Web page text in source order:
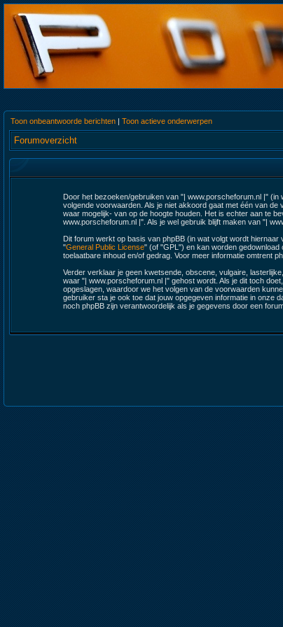
Toon onbeantwoorde berichten | Toon actieve onderwerpen
Forumoverzicht
Door het bezoeken/gebruiken van "| www.porscheforum.nl |"
volgende voorwaarden. Als je niet akkoord gaat met één van
waar mogelijk- van op de hoogte houden. Het is echter aan te
www.porscheforum.nl |". Als je wel gebruik blijft maken van "|
Dit forum werkt op basis van phpBB (in wat volgt wordt
"General Public License" (of "GPL") en kan worden gedownload
toelaatbare inhoud en/of gedrag. Voor meer informatie omtrent
Verder verklaar je geen kwetsende, obscene, vulgaire,
waar "| www.porscheforum.nl |" gehost wordt. Als je dit toch
opgeslagen, waardoor we het volgen van de voorwaarden
gebruiker sta je ook toe dat jouw opgegeven informatie in onze
noch phpBB zijn verantwoordelijk als je gegevens door een